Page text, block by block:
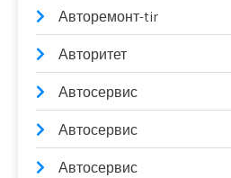
Авторемонт-tir
Авторитет
Автосервис
Автосервис
Автосервис